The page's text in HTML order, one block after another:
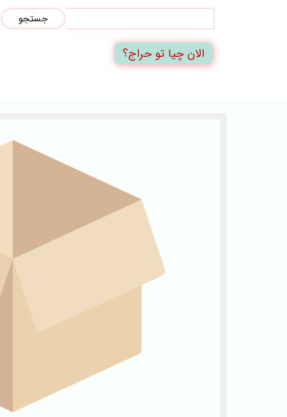
جستجو
الان چیا تو حراج؟